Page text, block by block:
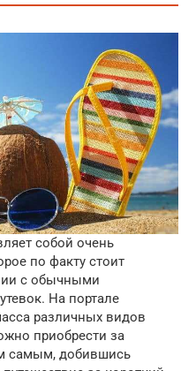
собой очень
по факту стоит
с обычными
На портале
различных видов
приобрести за
самым, добившись